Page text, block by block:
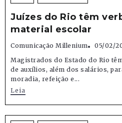
Juízes do Rio têm
material escolar
Comunicação Millenium
05/02/
Magistrados do Estado do Rio
de auxílios, além dos salários,
moradia, refeição e...
Leia